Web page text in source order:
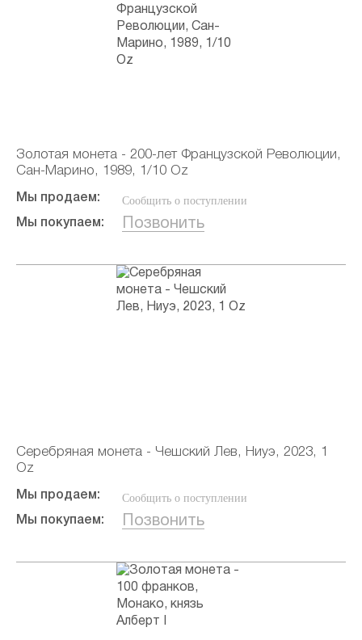
Золотая монета - 200-лет Французской Революции,
Сан-Марино, 1989, 1/10 Oz
Мы продаем: Сообщить о поступлении
Мы покупаем: Позвонить
Серебряная монета - Чешский Лев, Ниуэ, 2023, 1
Oz
Мы продаем: Сообщить о поступлении
Мы покупаем: Позвонить